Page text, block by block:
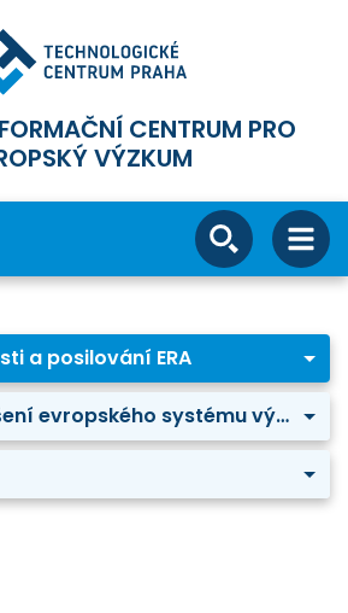
CENTRUM PRO
VÝZKUM
a posilování ERA
Reforma a zlepšení evropského systému výzkumu a inovací